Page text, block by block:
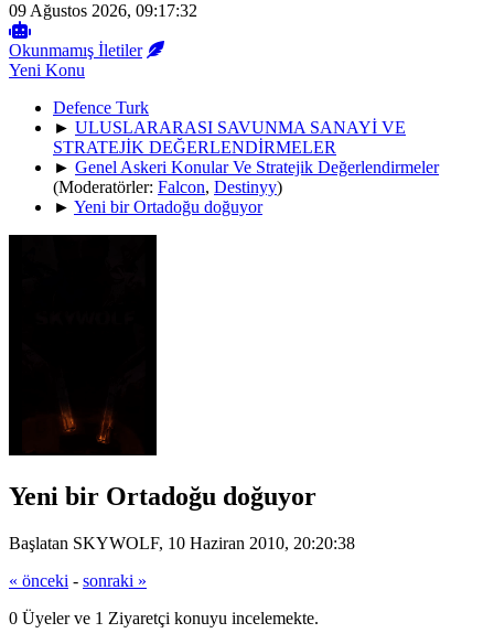
09 Ağustos 2026, 09:17:32
Okunmamış İletiler
Yeni Konu
Defence Turk
► ULUSLARARASI SAVUNMA SANAYİ VE
STRATEJİK DEĞERLENDİRMELER
► Genel Askeri Konular Ve Stratejik Değerlendirmeler
(Moderatörler: Falcon, Destinyy)
► Yeni bir Ortadoğu doğuyor
Yeni bir Ortadoğu doğuyor
Başlatan SKYWOLF, 10 Haziran 2010, 20:20:38
« önceki - sonraki »
0 Üyeler ve 1 Ziyaretçi konuyu incelemekte.